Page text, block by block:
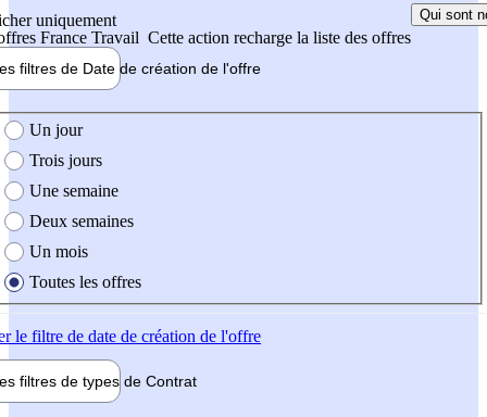
uniquement
France Travail Cette action recharge la liste des offres
Qui sont
filtres de Date de création de l'offre
création de l'offre
Un jour
Trois jours
Une semaine
Deux semaines
Un mois
Toutes les offres
le filtre de date de création de l'offre
filtres de types de Contrat